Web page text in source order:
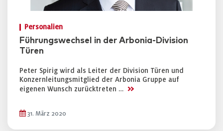
Personalien
Führungswechsel in der Arbonia-Division
Türen
Peter Spirig wird als Leiter der Division Türen und
Konzernleitungsmitglied der Arbonia Gruppe auf
eigenen Wunsch zurücktreten … >>
31. März 2020